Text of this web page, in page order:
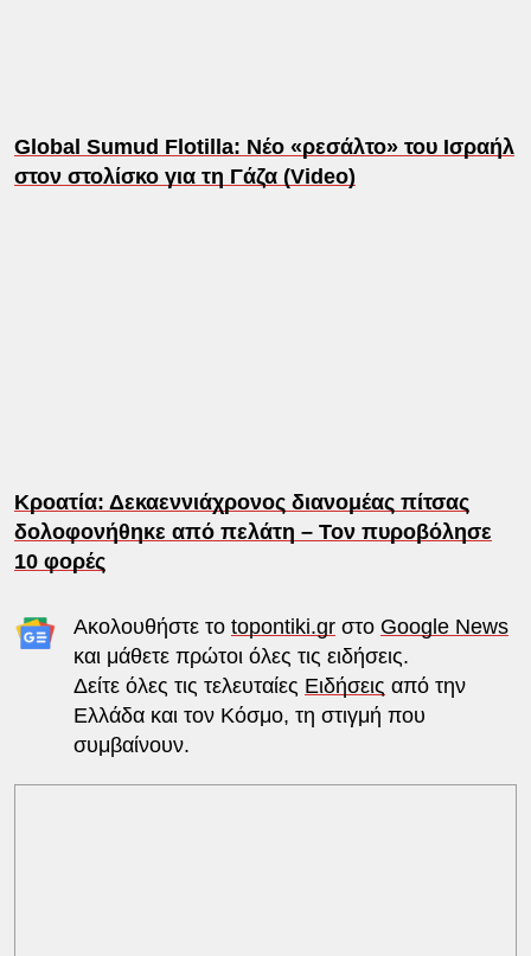
Global Sumud Flotilla: Νέο «ρεσάλτο» του Ισραήλ
στον στολίσκο για τη Γάζα (Video)
Κροατία: Δεκαεννιάχρονος διανομέας πίτσας
δολοφονήθηκε από πελάτη – Τον πυροβόλησε
10 φορές
Ακολουθήστε το topontiki.grστο Google News
και μάθετε πρώτοι όλες τις ειδήσεις.
Δείτε όλες τις τελευταίες Ειδήσεις από την
Ελλάδα και τον Κόσμο, τη στιγμή που
συμβαίνουν.